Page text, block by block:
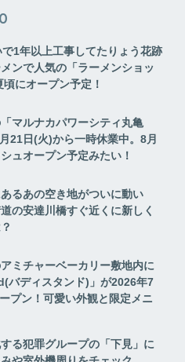
1年以上工事してたりょう花跡
ンで人気の「ラーメンショッ
にオープン予定！
マルナカパワーシティ丸亀
21日(火)から一時休業中。8月
ュオープン予定みたい！
るあの空き地がついに動い
の安達川橋すぐ近くに新しく
ミチャーベーカリー敷地内に
バディスタンド)」が2026年7
プン！可愛い外観と限定メニ
る犯罪グループの「下見」に